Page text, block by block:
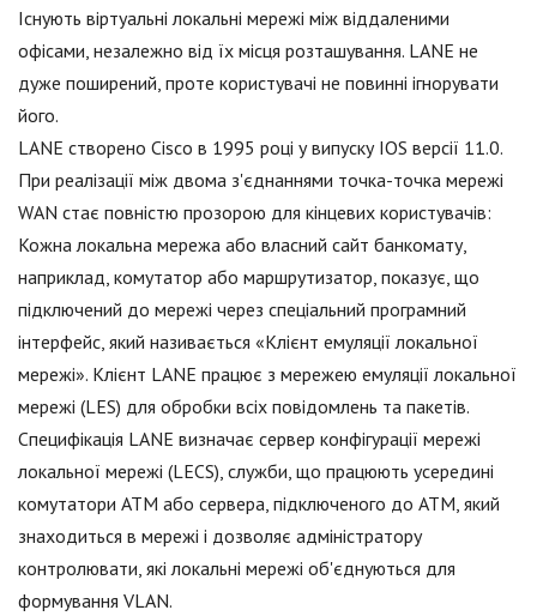
Існують віртуальні локальні мережі між віддаленими
офісами, незалежно від їх місця розташування. LANE не
дуже поширений, проте користувачі не повинні ігнорувати
його.
LANE створено Cisco в 1995 році у випуску IOS версії 11.0.
При реалізації між двома з'єднаннями точка-точка мережі
WAN стає повністю прозорою для кінцевих користувачів:
Кожна локальна мережа або власний сайт банкомату,
наприклад, комутатор або маршрутизатор, показує, що
підключений до мережі через спеціальний програмний
інтерфейс, який називається «Клієнт емуляції локальної
мережі». Клієнт LANE працює з мережею емуляції локальної
мережі (LES) для обробки всіх повідомлень та пакетів.
Специфікація LANE визначає сервер конфігурації мережі
локальної мережі (LECS), служби, що працюють усередині
комутатори ATM або сервера, підключеного до ATM, який
знаходиться в мережі і дозволяє адміністратору
контролювати, які локальні мережі об'єднуються для
формування VLAN.